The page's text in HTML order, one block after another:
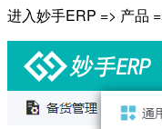
进入妙手ERP => 产品